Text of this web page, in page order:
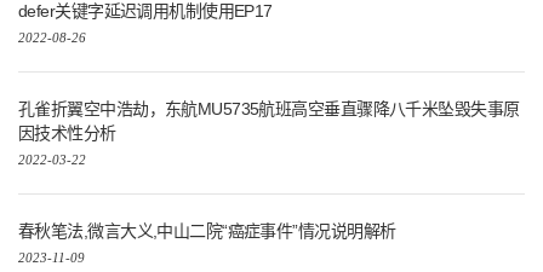
defer关键字延迟调用机制使用EP17
2022-08-26
孔雀折翼空中浩劫，东航MU5735航班高空垂直骤降八千米坠毁失事原
因技术性分析
2022-03-22
春秋笔法,微言大义,中山二院“癌症事件”情况说明解析
2023-11-09